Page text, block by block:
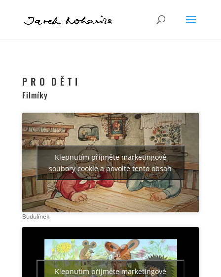
P R O D Ě T I
Filmíky
Klepnutím přijměte marketingové
soubory cookie a povolte tento obsah
Budulínek
Klepnutím přijměte marketingové